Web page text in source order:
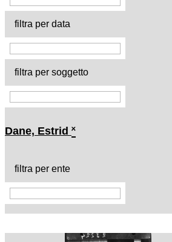
filtra per data
filtra per soggetto
Dane, Estrid ˟
filtra per ente